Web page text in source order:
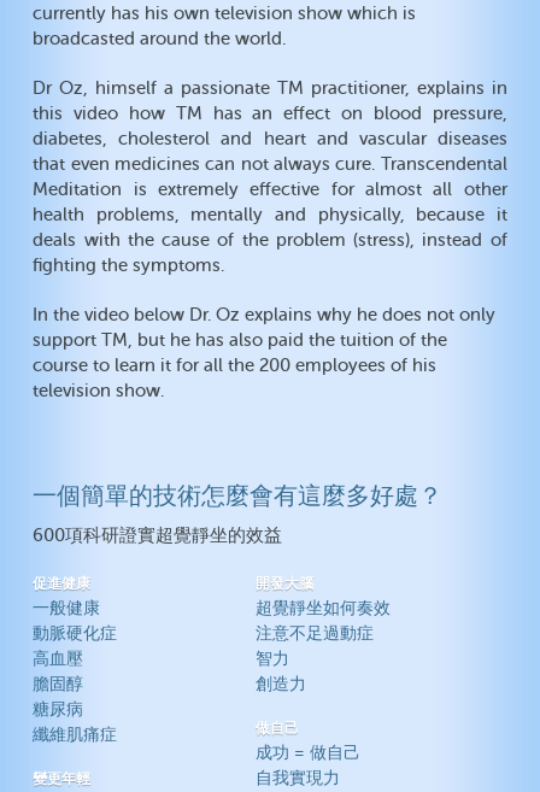
currently has his own television show which is
broadcasted around the world.
Dr Oz, himself a passionate TM practitioner, explains in
this video how TM has an effect on blood pressure,
diabetes, cholesterol and heart and vascular diseases
that even medicines can not always cure. Transcendental
Meditation is extremely effective for almost all other
health problems, mentally and physically, because it
deals with the cause of the problem (stress), instead of
fighting the symptoms.
In the video below Dr. Oz explains why he does not only
support TM, but he has also paid the tuition of the
course to learn it for all the 200 employees of his
television show.
一個簡單的技術怎麼會有這麼多好處？
600項科研證實超覺靜坐的效益
促進健康
一般健康
動脈硬化症
高血壓
膽固醇
糖尿病
纖維肌痛症
變更年輕
開發大腦
超覺靜坐如何奏效
注意不足過動症
智力
創造力
做自己
成功 = 做自己
自我實現力